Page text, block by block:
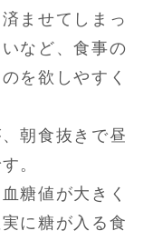
ませてしまっ
など、食事の
を欲しやすく
朝食抜きで昼
。
糖値が大きく
に糖が入る食